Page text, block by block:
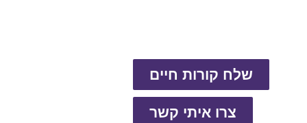
שלח קורות חיים
צרו איתי קשר